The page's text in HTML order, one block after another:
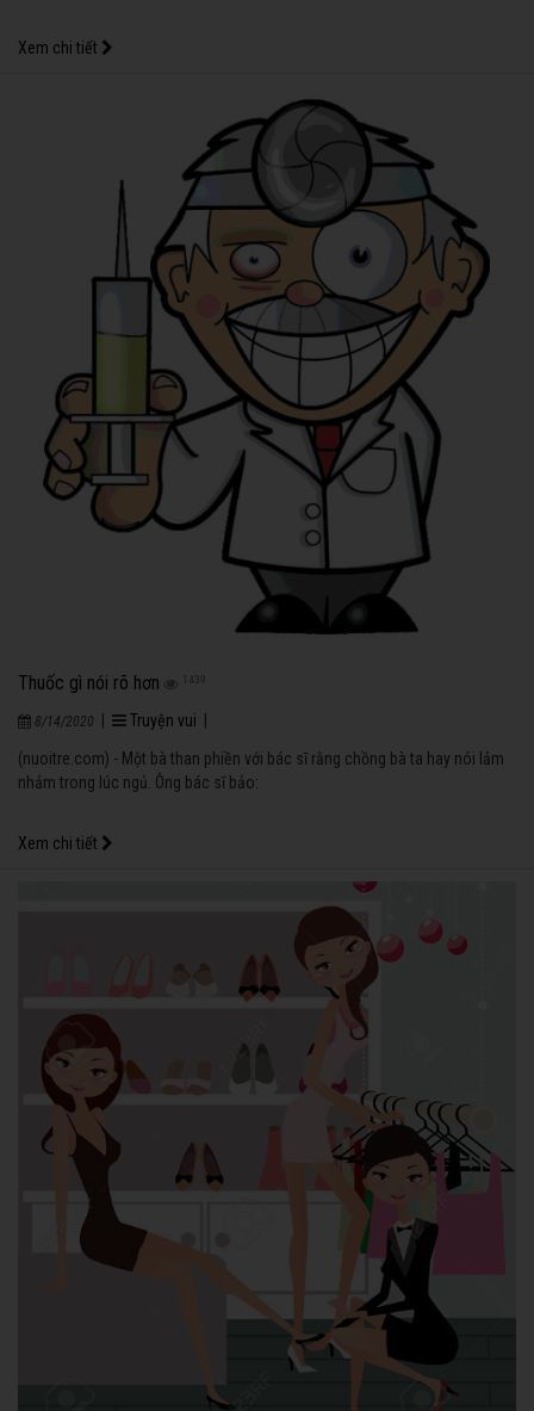
Xem chi tiết
Thuốc gì nói rõ hơn 1439
8/14/2020 Truyện vui
(nuoitre.com) - Một bà than phiền với bác sĩ rằng chồng bà ta hay nói lảm
nhảm trong lúc ngủ. Ông bác sĩ bảo:
Xem chi tiết